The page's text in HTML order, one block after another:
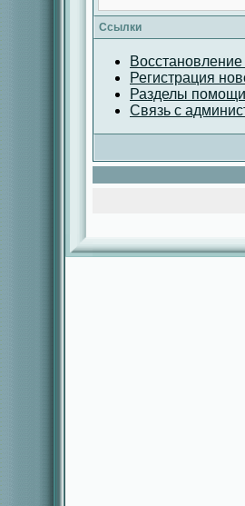
Ссылки
Регистрация
Разделы помощи
Связь с